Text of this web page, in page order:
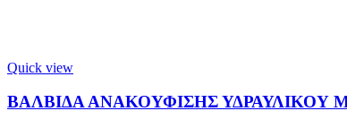
Quick view
ΒΑΛΒΙΔΑ ΑΝΑΚΟΥΦΙΣΗΣ ΥΔΡΑΥΛΙΚΟΥ